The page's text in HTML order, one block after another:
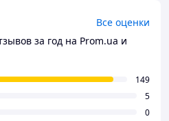
Все оценки
за год на Prom.ua и
149
5
0